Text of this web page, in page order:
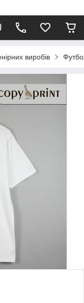
виробів